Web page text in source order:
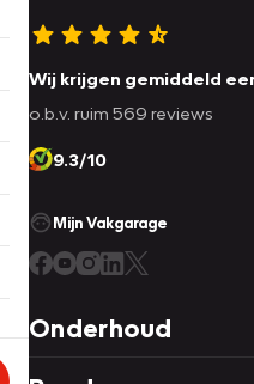
Wij krijgen gemiddeld
o.b.v. ruim 569 reviews
9.3/10
Mijn Vakgarage
Onderhoud